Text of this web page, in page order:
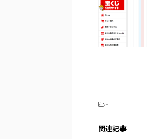
-
関連記事